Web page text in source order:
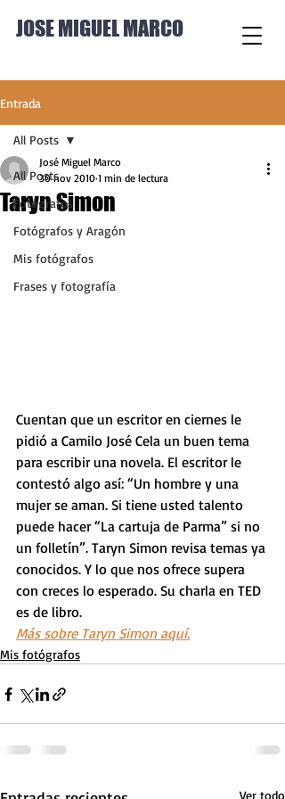
JOSE MIGUEL MARCO
Entrada
All Posts
Fotógrafos
Fotógrafos y Aragón
Mis fotógrafos
Frases y fotografía
All Posts
Taryn Simon
José Miguel Marco
30 nov 2010 1 min de lectura
Cuentan que un escritor en ciernes le
pidió a Camilo José Cela un buen tema
para escribir una novela. El escritor le
contestó algo así: “Un hombre y una
mujer se aman. Si tiene usted talento
puede hacer “La cartuja de Parma” si no
un folletín”. Taryn Simon revisa temas ya
conocidos. Y lo que nos ofrece supera
con creces lo esperado. Su charla en TED
es de libro.
Más sobre Taryn Simon aquí.
Mis fotógrafos
Ver todo